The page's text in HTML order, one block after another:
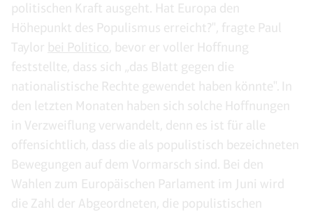
politischen Kraft ausgeht. Hat Europa den
Höhepunkt des Populismus erreicht?", fragte Paul
Taylor bei Politico, bevor er voller Hoffnung
feststellte, dass sich „das Blatt gegen die
nationalistische Rechte gewendet haben könnte". In
den letzten Monaten haben sich solche Hoffnungen
in Verzweiflung verwandelt, denn es ist für alle
offensichtlich, dass die als populistisch bezeichneten
Bewegungen auf dem Vormarsch sind. Bei den
Wahlen zum Europäischen Parlament im Juni wird
die Zahl der Abgeordneten, die populistischen